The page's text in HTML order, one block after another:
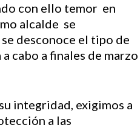
con ello temor en
alcalde se
desconoce el tipo de
cabo a finales de marzo
integridad, exigimos a
a las